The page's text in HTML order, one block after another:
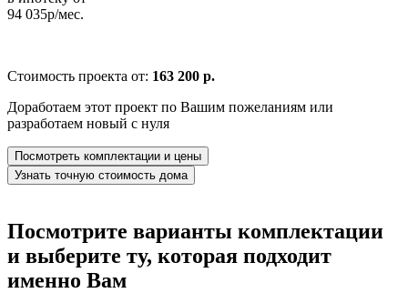
94 035р/мес.
Стоимость проекта от: 163 200 р.
Доработаем этот проект по Вашим пожеланиям или
разработаем новый с нуля
Посмотреть комплектации и цены
Узнать точную стоимость дома
Посмотрите варианты комплектации
и выберите ту, которая подходит
именно Вам